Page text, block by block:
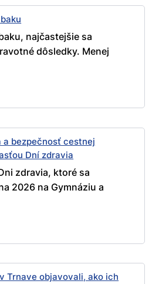
najčastejšie sa
dôsledky. Menej
bezpečnosť cestnej
Dní zdravia
zdravia, ktoré sa
2026 na Gymnáziu a
Trnave objavovali, ako ich